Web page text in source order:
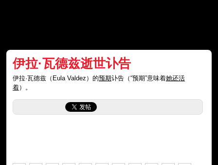
伊拉·瓦德兹逝世讣告
伊拉·瓦德兹（Eula Valdez）的预期讣告（“预期”意味着她还活
着）。